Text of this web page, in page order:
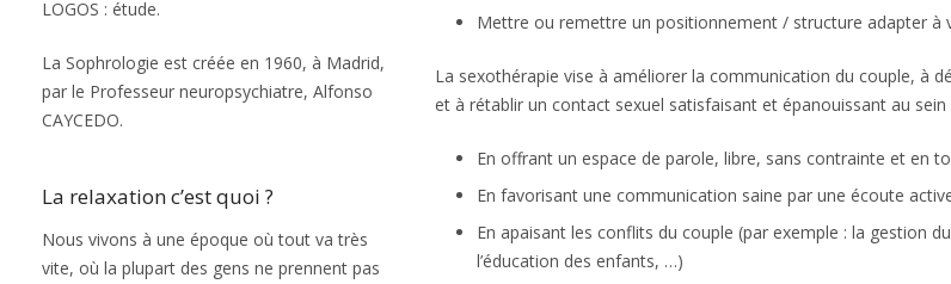
LOGOS : étude.
La Sophrologie est créée en 1960, à Madrid,
par le Professeur neuropsychiatre, Alfonso
CAYCEDO.
La relaxation c’est quoi ?
Nous vivons à une époque où tout va très
vite, où la plupart des gens ne prennent pas
Mettre ou remettre un positionnement / structure adapter à
La sexothérapie vise à améliorer la communication du couple, à
et à rétablir un contact sexuel satisfaisant et épanouissant au sein
En offrant un espace de parole, libre, sans contrainte et en
En favorisant une communication saine par une écoute
En apaisant les conflits du couple (par exemple : la gestion
l’éducation des enfants, …)